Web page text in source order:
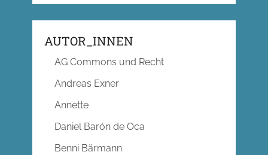
AUTOR_INNEN
AG Commons und Recht
Andreas Exner
Annette
Daniel Barón de Oca
Benni Bärmann